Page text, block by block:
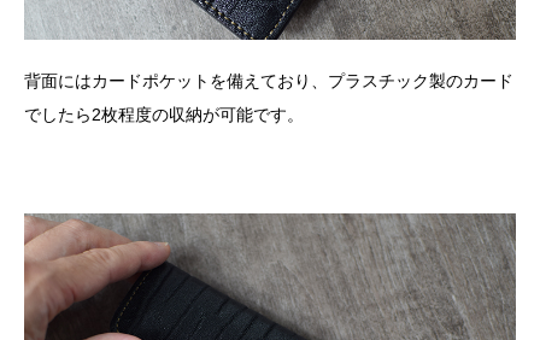
背面にはカードポケットを備えており、プラスチック製のカード
でしたら2枚程度の収納が可能です。